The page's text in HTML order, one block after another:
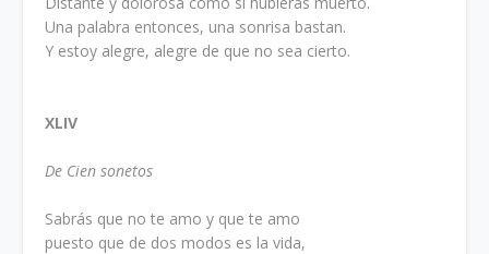
Una palabra entonces, una sonrisa bastan.
Y estoy alegre, alegre de que no sea cierto.
XLIV
De Cien sonetos
Sabrás que no te amo y que te amo
puesto que de dos modos es la vida,